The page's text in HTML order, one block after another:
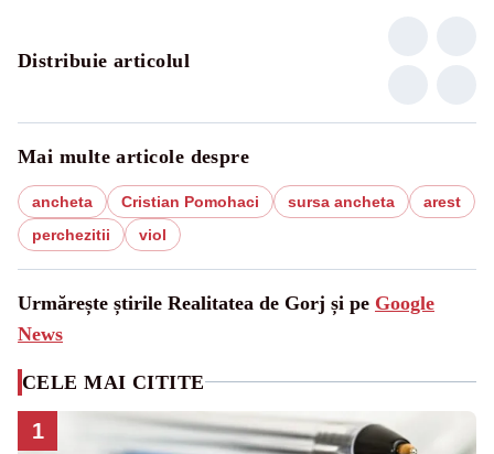
Distribuie articolul
Mai multe articole despre
ancheta Cristian Pomohaci sursa ancheta
arest
perchezitii
viol
Urmărește știrile Realitatea de Gorj și pe Google
News
CELE MAI CITITE
1